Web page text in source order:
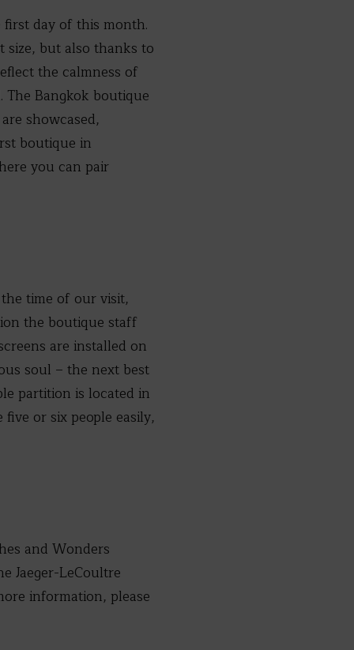
day of this month.
size, but also thanks to
the calmness of
The Bangkok boutique
showcased,
boutique in
you can pair
time of our visit,
the boutique staff
are installed on
soul – the next best
partition is located in
or six people easily,
and Wonders
Jaeger-LeCoultre
information, please